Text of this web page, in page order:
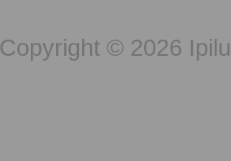
Copyright © 2026